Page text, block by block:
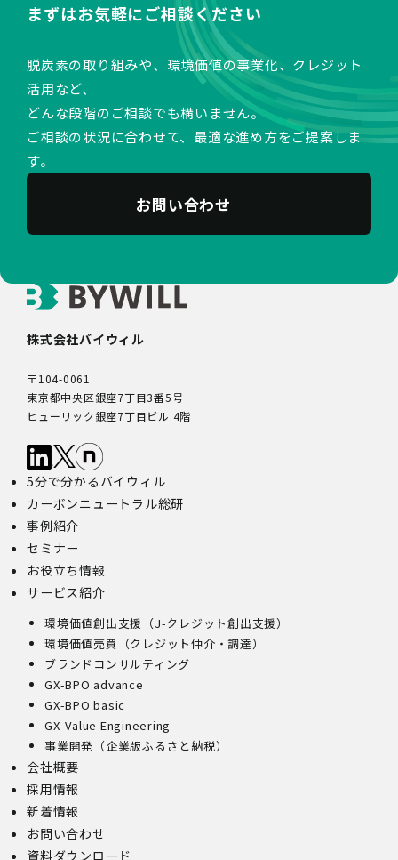
まずはお気軽にご相談ください
脱炭素の取り組みや、環境価値の事業化、クレジット
活用など、
どんな段階のご相談でも構いません。
ご相談の状況に合わせて、最適な進め方をご提案しま
す。
お問い合わせ
株式会社バイウィル
〒104-0061
東京都中央区銀座7丁目3番5号
ヒューリック銀座7丁目ビル 4階
5分で分かるバイウィル
カーボンニュートラル総研
事例紹介
セミナー
お役立ち情報
サービス紹介
環境価値創出支援（J-クレジット創出支援）
環境価値売買（クレジット仲介・調達）
ブランドコンサルティング
GX-BPO advance
GX-BPO basic
GX-Value Engineering
事業開発（企業版ふるさと納税）
会社概要
採用情報
新着情報
お問い合わせ
資料ダウンロード